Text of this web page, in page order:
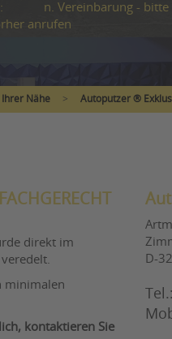
n. Vereinbarung - bitte
anrufen
Nähe > Autoputzer ®
direkt im
minimalen
kontaktieren Sie
D-